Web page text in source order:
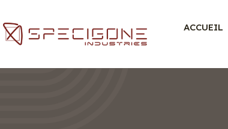
ACCUEIL